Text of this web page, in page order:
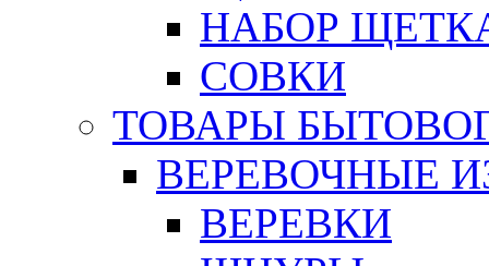
НАБОР
СОВКИ
ТОВАРЫ
ВЕРЕВОЧНЫЕ
ВЕРЕВКИ